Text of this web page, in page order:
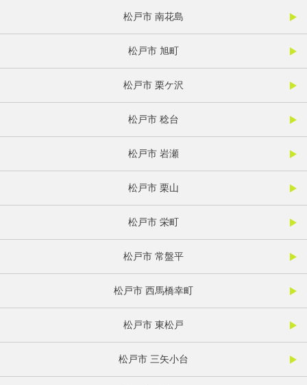
松戸市 南花島
松戸市 旭町
松戸市 栗ケ沢
松戸市 稔台
松戸市 岩瀬
松戸市 栗山
松戸市 栄町
松戸市 常盤平
松戸市 西馬橋幸町
松戸市 東松戸
松戸市 三矢小台